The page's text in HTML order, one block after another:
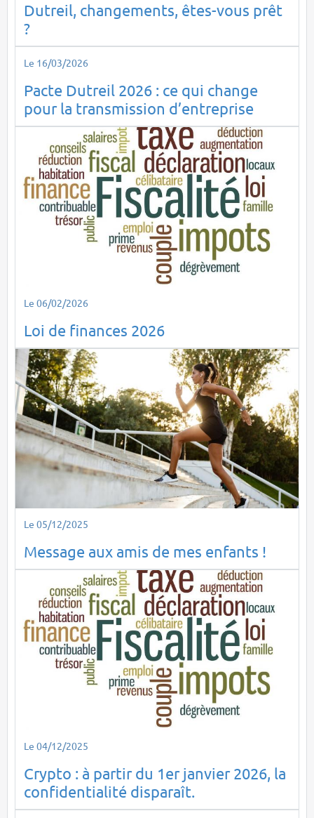
Dutreil, changements, êtes-vous prêt
?
Le 16/03/2026
Pacte Dutreil 2026 : ce qui change
pour la transmission d’entreprise
Le 06/02/2026
Loi de finances 2026
Le 05/12/2025
Message aux amis de mes enfants !
Le 04/12/2025
Crypto : à partir du 1er janvier 2026, la
confidentialité disparaît.